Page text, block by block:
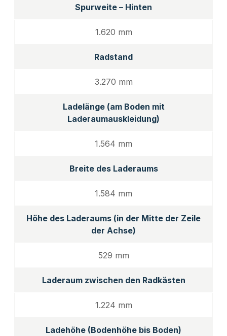
Spurweite – Hinten
1.620 mm
Radstand
3.270 mm
Ladelänge (am Boden mit
Laderaumauskleidung)
1.564 mm
Breite des Laderaums
1.584 mm
Höhe des Laderaums (in der Mitte der Zeile
der Achse)
529 mm
Laderaum zwischen den Radkästen
1.224 mm
Ladehöhe (Bodenhöhe bis Boden)